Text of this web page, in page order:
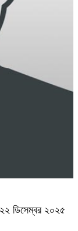
ডিসেম্বর ২০২৫